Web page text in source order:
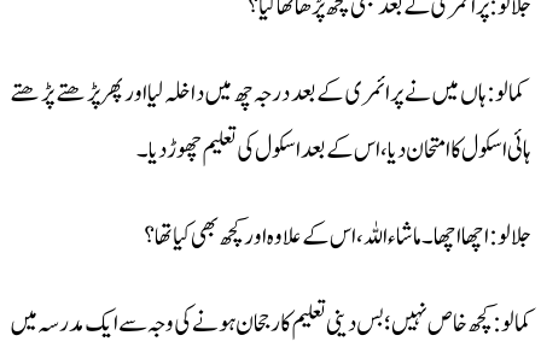
کمالو: ہاں میں نے پرائمری کے بعد درجہ چھ میں داخلہ لیا اور پھر پڑھتے پڑھتے
ہائی اسکول کا امتحان دیا، اس کے بعد اسکول کی تعلیم چھوڑ دیا۔
جلالو: اچھا اچھا۔ ماشاء اللہ، اس کے علاوہ اور کچھ بھی کیا تھا؟
کمالو: کچھ خاص نہیں؛ بس دینی تعلیم کارجحان ہونے کی وجہ سے ایک مدرسہ میں